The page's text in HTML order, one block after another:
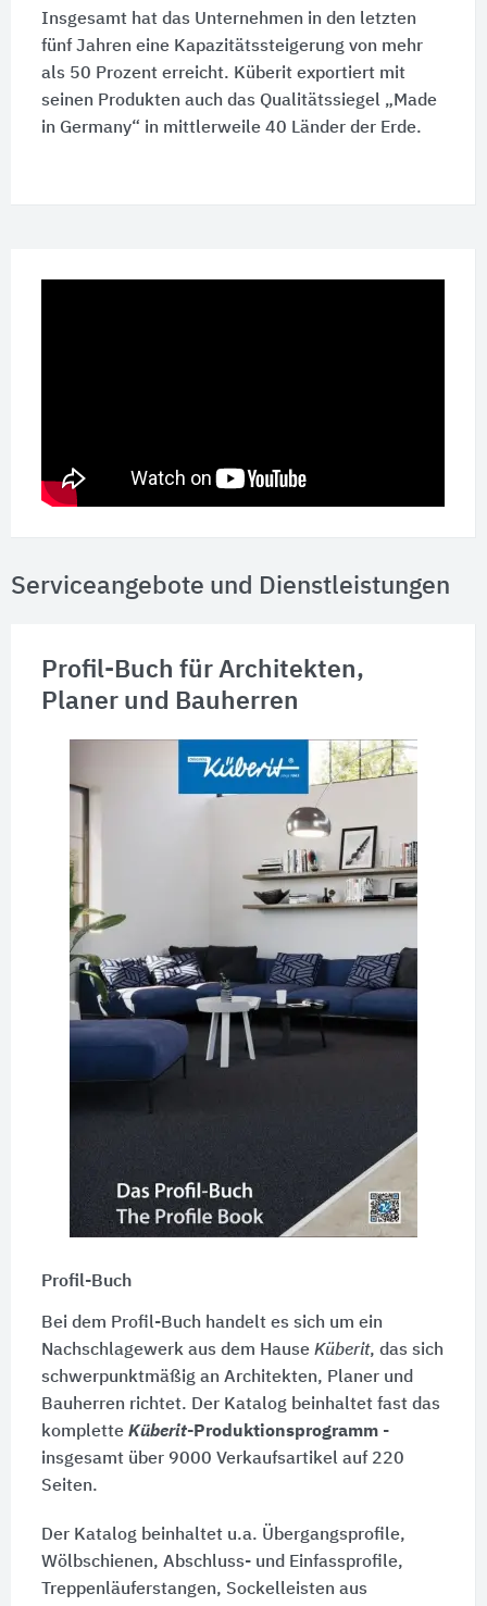
Insgesamt hat das Unternehmen in den letzten
fünf Jahren eine Kapazitätssteigerung von mehr
als 50 Prozenterreicht. Küberit exportiert mit
seinen Produkten auch das Qualitätssiegel „Made
in Germany“ in mittlerweile 40 Länder der Erde.
Serviceangebote und Dienstleistungen
Profil-Buch für Architekten,
Planer und Bauherren
Profil-Buch
Bei dem Profil-Buch handelt es sich um ein
Nachschlagewerk aus dem Hause Küberit, das sich
schwerpunktmäßig an Architekten, Planer und
Bauherren richtet. Der Katalog beinhaltet fast das
komplette Küberit-Produktionsprogramm-
insgesamt über 9000 Verkaufsartikel auf 220
Seiten.
Der Katalog beinhaltet u.a. Übergangsprofile,
Wölbschienen, Abschluss- und Einfassprofile,
Treppenläuferstangen, Sockelleisten aus